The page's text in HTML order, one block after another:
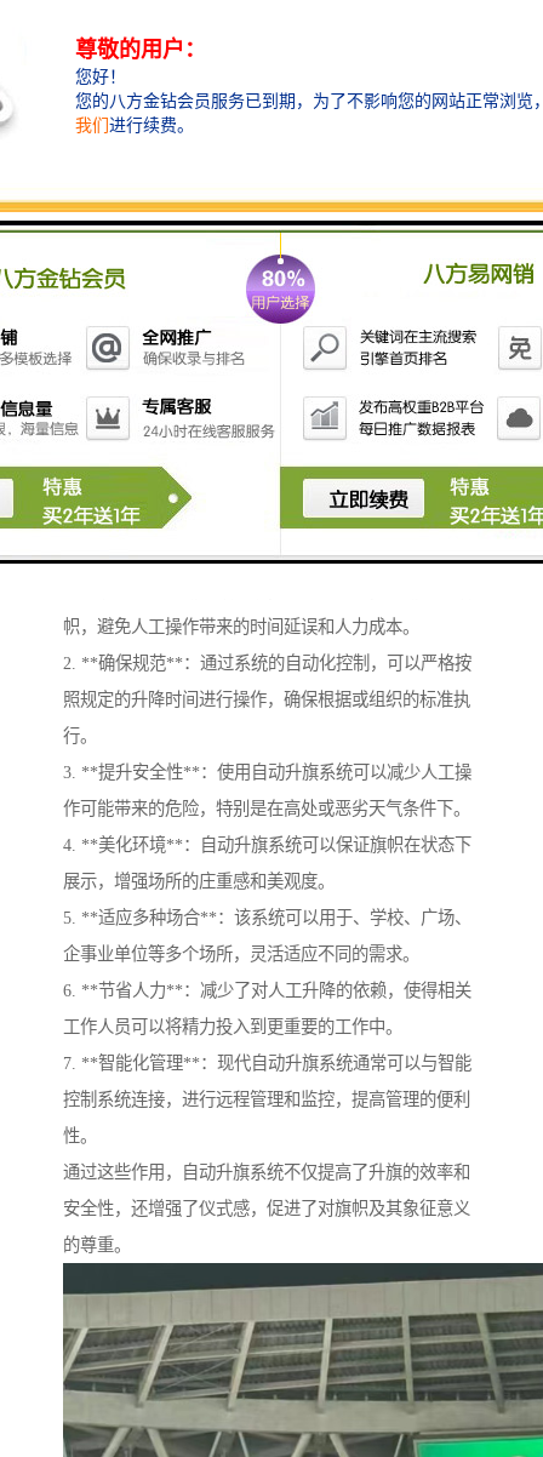
自动升旗系统主要用于在特定场所或场合中自动化升降
或其他旗帜。其主要作用包括：
帜，避免人工操作带来的时间延误和人力成本。
2. **确保规范**：通过系统的自动化控制，可以严格按
照规定的升降时间进行操作，确保根据或组织的标准执
行。
3. **提升安全性**：使用自动升旗系统可以减少人工操
作可能带来的危险，特别是在高处或恶劣天气条件下。
4. **美化环境**：自动升旗系统可以保证旗帜在状态下
展示，增强场所的庄重感和美观度。
5. **适应多种场合**：该系统可以用于、学校、广场、
企事业单位等多个场所，灵活适应不同的需求。
6. **节省人力**：减少了对人工升降的依赖，使得相关
工作人员可以将精力投入到更重要的工作中。
7. **智能化管理**：现代自动升旗系统通常可以与智能
控制系统连接，进行远程管理和监控，提高管理的便利
性。
通过这些作用，自动升旗系统不仅提高了升旗的效率和
安全性，还增强了仪式感，促进了对旗帜及其象征意义
的尊重。